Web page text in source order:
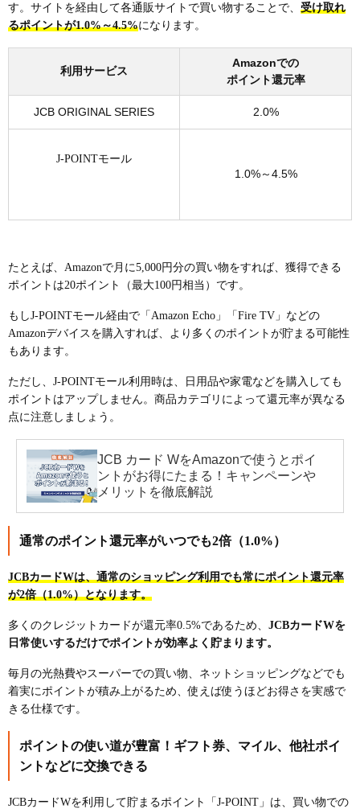
す。サイトを経由して各通販サイトで買い物することで、 受け取れ
るポイントが1.0%～4.5%になります。
利用サービス
Amazonでの
ポイント還元率
JCB ORIGINAL SERIES 2.0%
J-POINTモール
1.0%～4.5%
たとえば、Amazonで月に5,000円分の買い物をすれば、獲得できる
ポイントは20ポイント（最大100円相当）です。
もしJ-POINTモール経由で「Amazon Echo」「Fire TV」などの
Amazonデバイスを購入すれば、より多くのポイントが貯まる可能性
もあります。
ただし、J-POINTモール利用時は、日用品や家電などを購入しても
ポイントはアップしません。商品カテゴリによって還元率が異なる
点に注意しましょう。
JCB カード WをAmazonで使うとポイ
ントがお得にたまる！キャンペーンや
メリットを徹底解説
通常のポイント還元率がいつでも2倍（1.0%）
JCBカードWは、通常のショッピング利用でも常にポイント還元率
が2倍（1.0%）となります。
多くのクレジットカードが還元率0.5%であるため、 JCBカードWを
日常使いするだけでポイントが効率よく貯まります。
毎月の光熱費やスーパーでの買い物、ネットショッピングなどでも
着実にポイントが積み上がるため、使えば使うほどお得さを実感で
きる仕様です。
ポイントの使い道が豊富！ギフト券、マイル、他社ポイ
ントなどに交換できる
JCBカードWを利用して貯まるポイント「J-POINT」は、買い物での